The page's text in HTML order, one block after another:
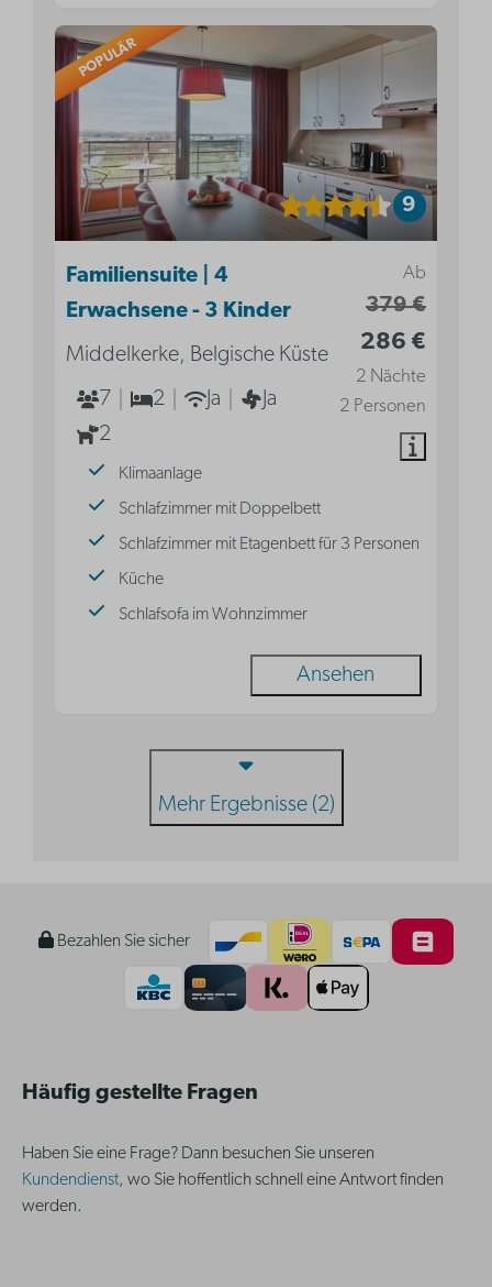
POPULÄR
9
Ab
379 €
286 €
2 Nächte
2 Personen
Familiensuite | 4
Erwachsene - 3 Kinder
Middelkerke, Belgische Küste
7
2 Ja
Ja
2
Klimaanlage
Schlafzimmer mit Doppelbett
Schlafzimmer mit Etagenbett für 3 Personen
Küche
Schlafsofa im Wohnzimmer
Ansehen
Mehr Ergebnisse (2)
Bezahlen Sie sicher
Häufig gestellte Fragen
Haben Sie eine Frage? Dann besuchen Sie unseren
Kundendienst, wo Sie hoffentlich schnell eine Antwort finden
werden.